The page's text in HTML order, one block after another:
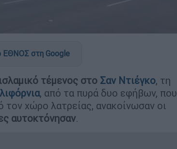
ΕΘΝΟΣ στη Google
τέμενος στο Σαν Ντιέγκο, τη
, από τα πυρά δυο εφήβων, που
τον χώρο λατρείας, ανακοίνωσαν οι
αυτοκτόνησαν.